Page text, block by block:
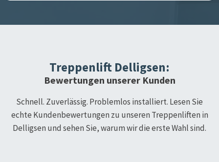
Treppenlift Delligsen:
Bewertungen unserer Kunden
Schnell. Zuverlässig. Problemlos installiert. Lesen Sie
echte Kundenbewertungen zu unseren Treppenliften in
Delligsen und sehen Sie, warum wir die erste Wahl sind.